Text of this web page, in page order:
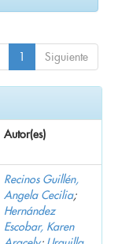
1 Siguiente
Autor(es)
Recinos Guillén,
Angela Cecilia;
Hernández
Escobar, Karen